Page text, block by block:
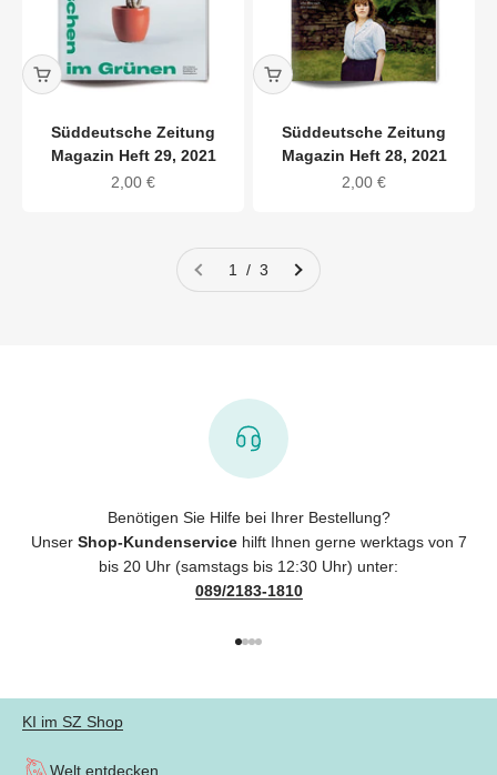
Süddeutsche Zeitung
Magazin Heft 29, 2021
Angebot
2,00 €
Süddeutsche Zeitung
Magazin Heft 28, 2021
Angebot
2,00 €
1 / 3
Benötigen Sie Hilfe bei Ihrer Bestellung?
Unser Shop-Kundenservicehilft Ihnen gerne werktags von 7
bis 20 Uhr (samstags bis 12:30 Uhr) unter:
089/2183-1810
KI im SZ Shop
Welt entdecken